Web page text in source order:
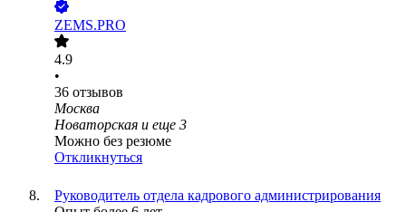
ZEMS.PRO
4.9
•
36 отзывов
Москва
Новаторская и еще 3
Можно без резюме
Откликнуться
Руководитель отдела кадрового администрирования